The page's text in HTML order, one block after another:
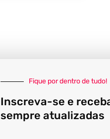
Fique por dentro de tudo!
Inscreva-se e
sempre atualizadas